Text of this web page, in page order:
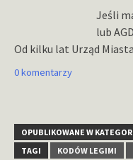
Jeśli
lub
Od kilku lat Urząd
0 komentarzy
OPUBLIKOWANE W
TAGI
KODÓW LEGIMI